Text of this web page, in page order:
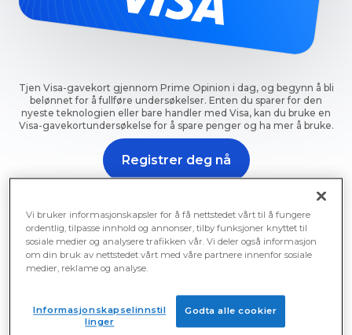
Tjen Visa-gavekort gjennom Prime Opinion i dag, og begynn å bli
belønnet for å fullføre undersøkelser. Enten du sparer for den
nyeste teknologien eller bare handler med Visa, kan du bruke en
Visa-gavekortundersøkelse for å spare penger og ha mer å bruke.
Registrer deg nå
Kom i gang med undersøkelser for Visa-gavekort nå med
Prime Opinion.
Tjen Visa-gavekort på nett
Et Visa-gavekort er en fantastisk måte å
Vi bruker informasjonskapsler for å få nettstedet vårt til å fungere
ordentlig, tilpasse innhold og annonser, tilby funksjoner knyttet til
sosiale medier og analysere trafikken vår. Vi deler også informasjon
om din bruk av nettstedet vårt med våre partnere innenfor sosiale
medier, reklame og analyse.
Godta alle cookier
Informasjonskapselinnstil
linger